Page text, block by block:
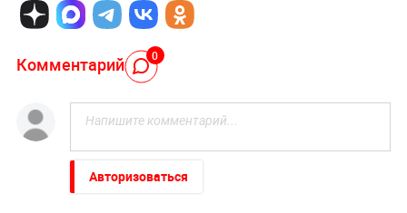
Комментарий 0
Авторизоваться